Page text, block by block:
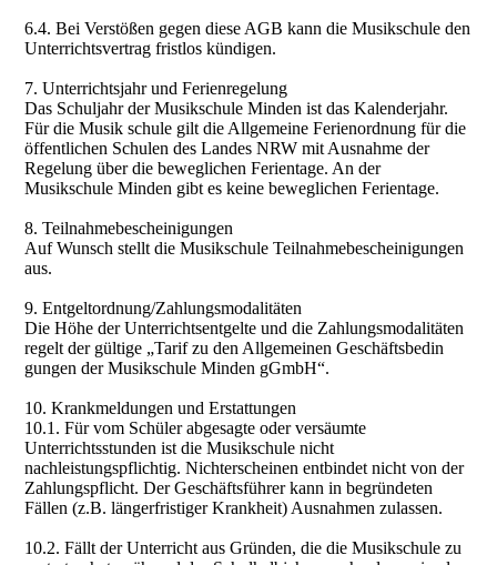
6.4. Bei Verstößen gegen diese AGB kann die Musikschule den
Unterrichtsvertrag fristlos kündigen.
7. Unterrichtsjahr und Ferienregelung
Das Schuljahr der Musikschule Minden ist das Kalenderjahr.
Für die Musik schule gilt die Allgemeine Ferienordnung für die
öffentlichen Schulen des Landes NRW mit Ausnahme der
Regelung über die beweglichen Ferientage. An der
Musikschule Minden gibt es keine beweglichen Ferientage.
8. Teilnahmebescheinigungen
Auf Wunsch stellt die Musikschule Teilnahmebescheinigungen
aus.
9. Entgeltordnung/Zahlungsmodalitäten
Die Höhe der Unterrichtsentgelte und die Zahlungsmodalitäten
regelt der gültige „Tarif zu den Allgemeinen Geschäftsbedin
gungen der Musikschule Minden gGmbH“.
10. Krankmeldungen und Erstattungen
10.1. Für vom Schüler abgesagte oder versäumte
Unterrichtsstunden ist die Musikschule nicht
nachleistungspflichtig. Nichterscheinen entbindet nicht von der
Zahlungspflicht. Der Geschäftsführer kann in begründeten
Fällen (z.B. längerfristiger Krankheit) Ausnahmen zulassen.
10.2. Fällt der Unterricht aus Gründen, die die Musikschule zu